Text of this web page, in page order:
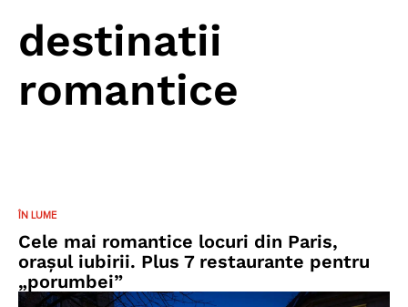
destinatii
romantice
ÎN LUME
Cele mai romantice locuri din Paris,
orașul iubirii. Plus 7 restaurante pentru
„porumbei”